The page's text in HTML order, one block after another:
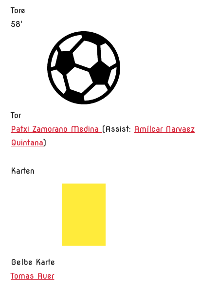
Tore
58'
Tor
Patxi Zamorano Medina (Assist: Amílcar Narvaez
Quintana)
Karten
Gelbe Karte
Tomas Auer